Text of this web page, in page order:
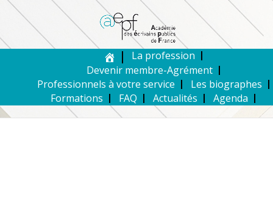
La profession
Devenir membre-Agrément
Professionnels à votre service
Les biographes
Formations
FAQ Actualités Agenda